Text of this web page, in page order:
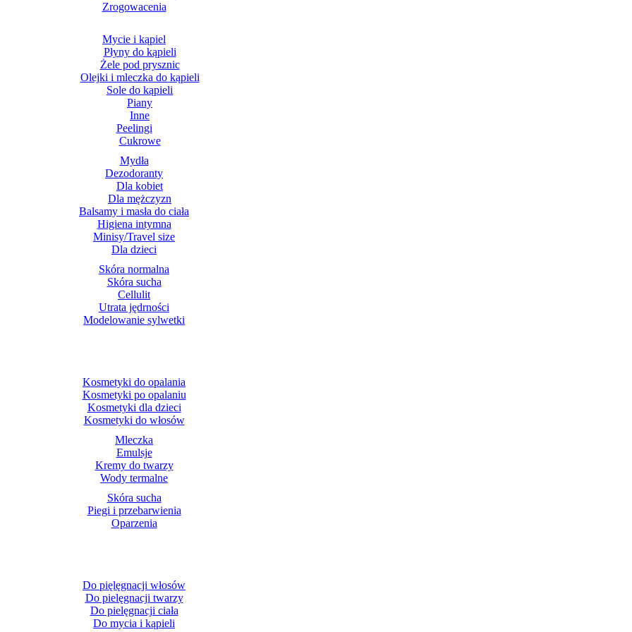
Zrogowacenia
Mycie i kąpiel
Płyny do kąpieli
Żele pod prysznic
Olejki i mleczka do kąpieli
Sole do kąpieli
Piany
Inne
Peelingi
Cukrowe
Mydła
Dezodoranty
Dla kobiet
Dla mężczyzn
Balsamy i masła do ciała
Higiena intymna
Minisy/Travel size
Dla dzieci
Skóra normalna
Skóra sucha
Cellulit
Utrata jędrności
Modelowanie sylwetki
Kosmetyki do opalania
Kosmetyki po opalaniu
Kosmetyki dla dzieci
Kosmetyki do włosów
Mleczka
Emulsje
Kremy do twarzy
Wody termalne
Skóra sucha
Piegi i przebarwienia
Oparzenia
Do pięlęgnacji włosów
Do pielęgnacji twarzy
Do pielęgnacji ciała
Do mycia i kąpieli